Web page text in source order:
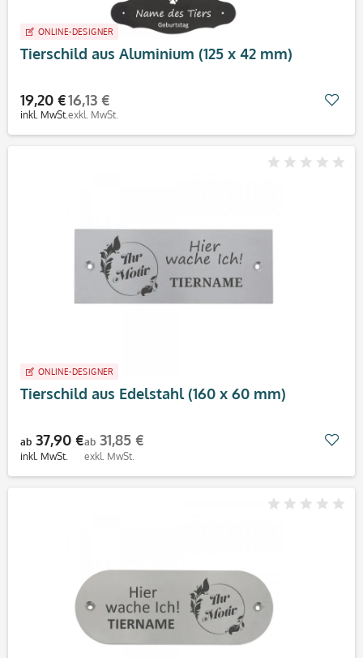
ONLINE-DESIGNER
Tierschild aus Aluminium (125 x 42 mm)
19,20 €
inkl. MwSt.
16,13 €
exkl. MwSt.
ONLINE-DESIGNER
Tierschild aus Edelstahl (160 x 60 mm)
ab 37,90 €
inkl. MwSt.
ab 31,85 €
exkl. MwSt.